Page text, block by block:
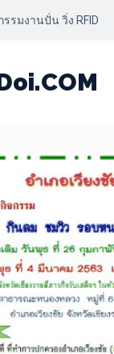
รมงานปั่น วิ่ง RFID
พื่อสุขภาพ กิ
นองหลวง #